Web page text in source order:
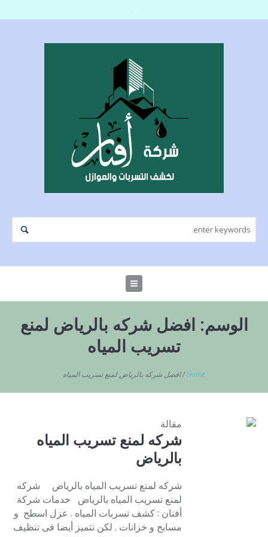
الوسم: افضل شركه بالرياض لمنع
تسريب المياه
Home
/افضل شركه بالرياض لمنع تسريب المياه
مقالة
شركه لمنع تسريب المياه
بالرياض
شركه لمنع تسريب المياه بالرياض شركه
لمنع تسريب المياه بالرياض خدمات شركة
أفنان : كشف تسربات المياه . عزل اسطح و
مسابح و خزانات . لكن نتميز أيضا فى تنظيف